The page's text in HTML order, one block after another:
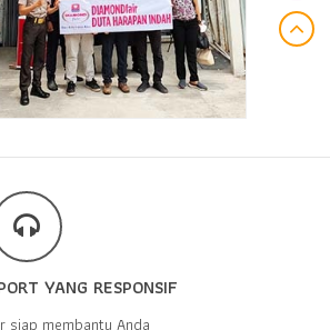
YANG RESPONSIF
siap membantu Anda